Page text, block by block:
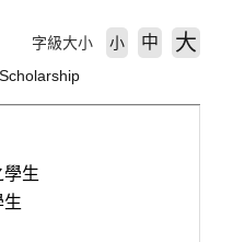
字級大小 小 中 大
學生
生